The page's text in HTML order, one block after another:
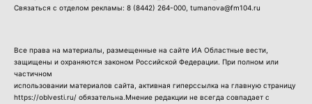
Связаться с отделом рекламы: 8 (8442) 264-000 , tumanova@fm104.ru
Все права на материалы, размещенные на сайте ИА Областные вести,
защищены и охраняются законом Российской Федерации. При полном или
частичном
использовании материалов сайта, активная гиперссылка на главную страницу
https://oblvesti.ru/ обязательна.Мнение редакции не всегда совпадает с